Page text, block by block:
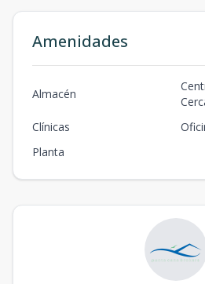
Amenidades
Almacén
Clínicas
Planta